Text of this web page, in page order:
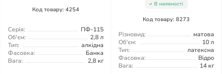
Код товару: 4254
Серія:
ПФ-115
Об'єм:
2,8 л
Тип:
алкідна
Фасовка:
Банка
Вага:
2,8 кг
В наявності
Код товару: 8273
Різновид:
матова
Об'єм:
10 л
Тип:
латексна
Фасовка:
Відро
Вага:
14 кг